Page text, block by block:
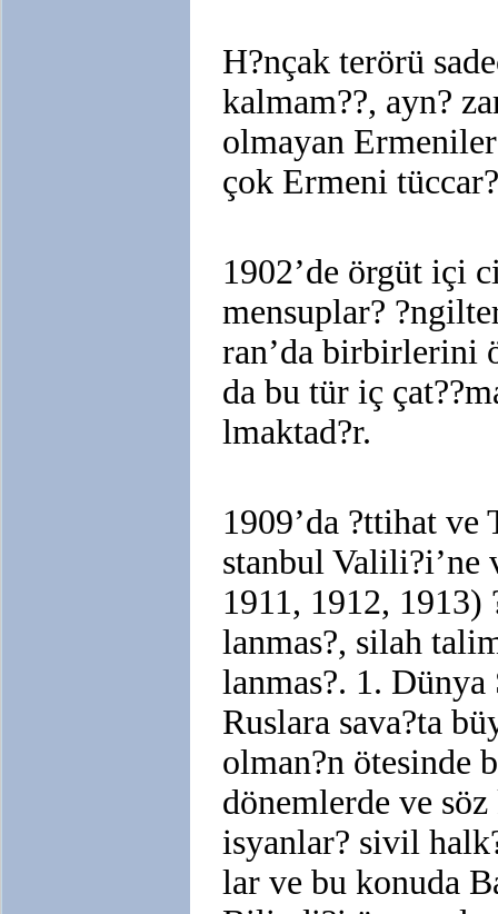
H?nçak terörü
kalmam??, ayn?
olmayan
çok Ermeni
1902’de örgüt içi
mensuplar?
ran’da birbirlerini
da bu tür iç
lmaktad?r.
1909’da ?ttihat ve
stanbul
1911, 1912, 1913)
lanmas?, silah
lanmas?. 1. Dünya
Ruslara sava?ta
olman?n ötesinde
dönemlerde ve
isyanlar? sivil
lar ve bu konuda